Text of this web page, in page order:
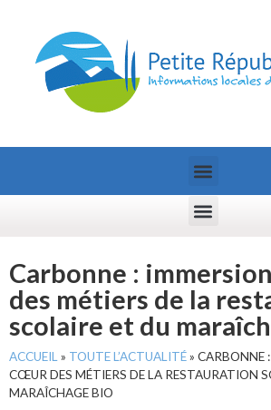
Carbonne :
des métiers de la
scolaire et du
ACCUEIL » TOUTE L’ACTUALITÉ» CARBONNE
CŒUR DES MÉTIERS DE LA RESTAURATION
MARAÎCHAGE BIO